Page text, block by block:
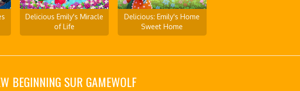
Delicious Emily's Miracle
of Life
Delicious: Emily's Home
Sweet Home
BEGINNING SUR GAMEWOLF